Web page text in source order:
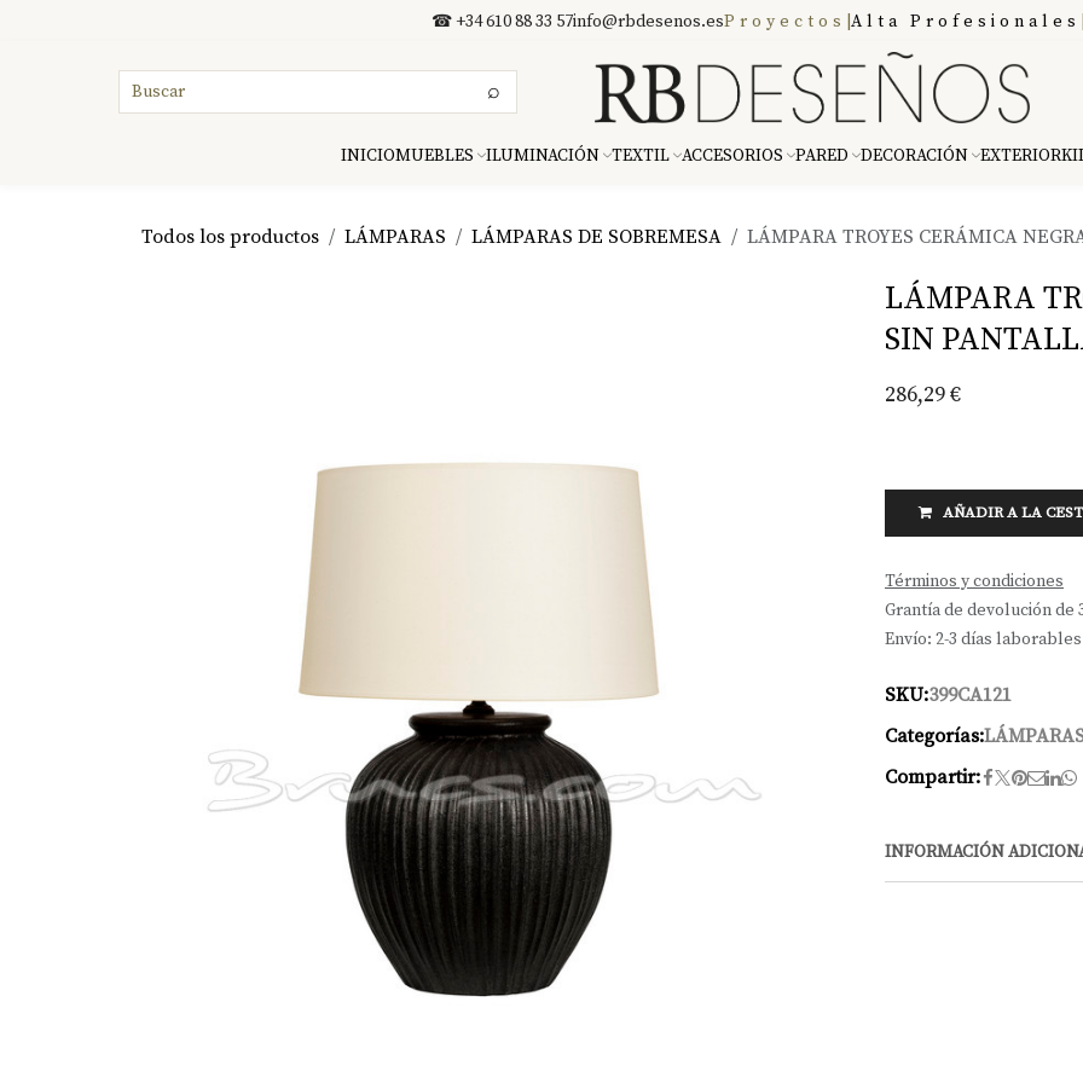
☎ +34 610 88 33 57info@rbdesenos.esProyectos Alta Profesionales
⌕
INICIOMUEBLES ILUMINACIÓN TEXTIL ACCESORIOS PARED DECORACIÓN EXTERIOR
Todos los productos LÁMPARAS LÁMPARAS DE SOBREMESA LÁMPARA TROYES CERÁMICA
LÁMPARA
SIN
286,29€
AÑADIR A LA
Términos y condiciones
Grantía de devolución de
Envío: 2-3 días laborables
SKU:399CA121
Categorías:
Compartir:
INFORMACIÓN